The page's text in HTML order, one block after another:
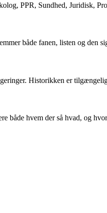
PPR, Sundhed, Juridisk,
både fanen, listen og den
Historikken er
både hvem der så hvad, og